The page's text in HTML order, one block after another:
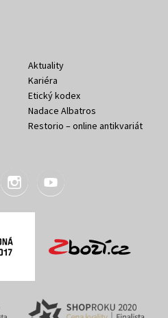
Aktuality
Kariéra
Etický kodex
Nadace Albatros
Restorio – online antikvariát